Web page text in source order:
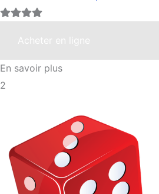
Acheter en ligne
En savoir plus
2